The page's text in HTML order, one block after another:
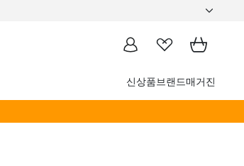
신상품브랜드매거진